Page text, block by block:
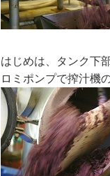
はじめは、タンク下
ロミポンプで搾汁機